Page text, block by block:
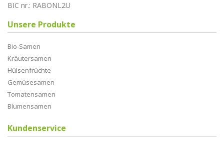
BIC nr.: RABONL2U
Unsere Produkte
Bio-Samen
Kräutersamen
Hülsenfrüchte
Gemüsesamen
Tomatensamen
Blumensamen
Kundenservice